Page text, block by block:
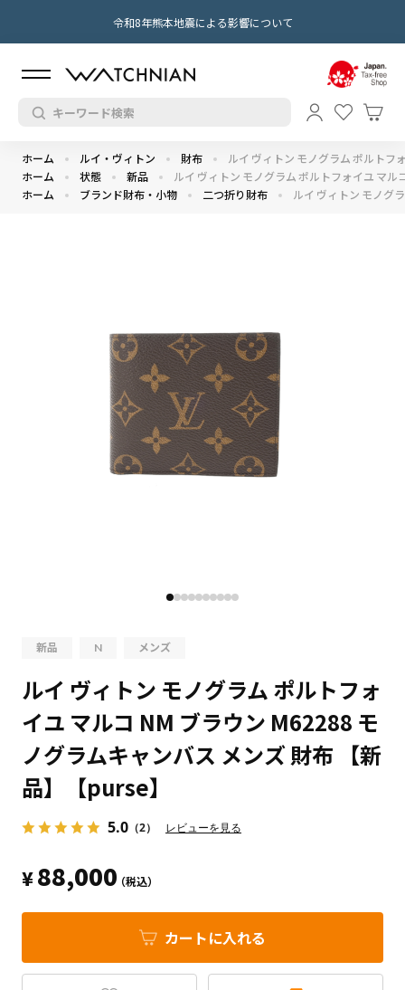
令和8年熊本地震による影響について
ホーム ルイ・ヴィトン 財布
ルイ ヴィトン モノグラム ポルトフ
ホーム
状態 新品
ルイ ヴィトン モノグラム ポルトフォイユ マ
ホーム
ブランド財布・小物 二つ折り財布 ルイ ヴィトン モノグ
新品 N メンズ
ルイ ヴィトン モノグラム ポルトフォ
イユ マルコ NM ブラウン M62288 モ
ノグラムキャンバス メンズ 財布 【新
品】【purse】
5.0 （2） レビューを見る
¥88,000（税込）
カートに入れる